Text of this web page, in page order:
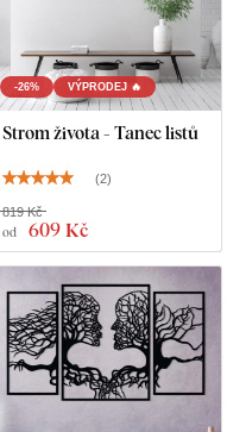
-26% VÝPRODEJ 🔥
Strom života - Tanec listů
(2)
od 609 Kč
819 Kč